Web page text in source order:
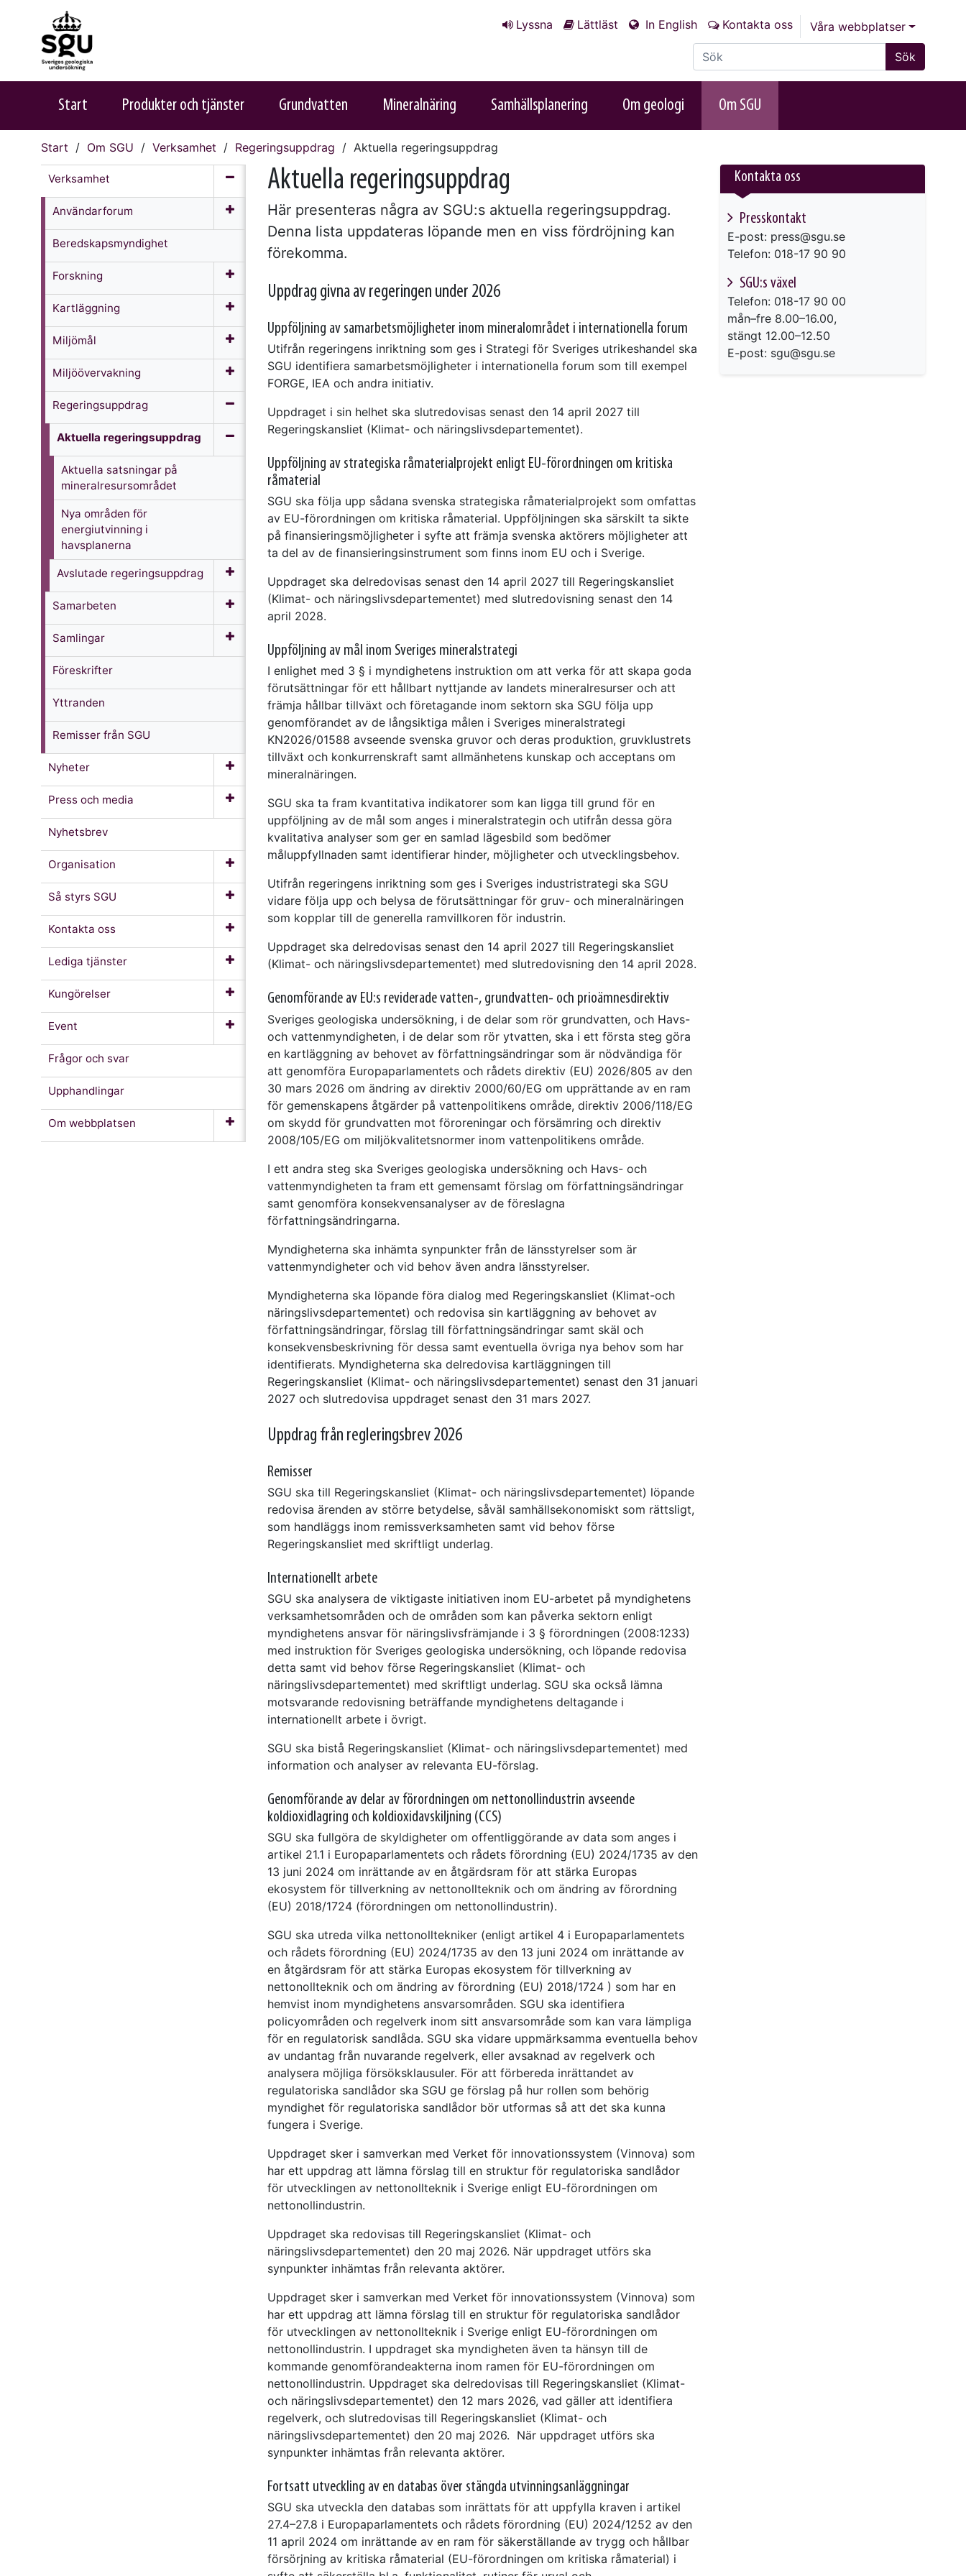
Lyssna Lättläst In English Kontakta oss
Våra webbplatser
Sök på sajten
Sök
Start Produkter och tjänster Grundvatten Mineralnäring Samhällsplanering Om geologi Om SGU
Start Om SGU Verksamhet Regeringsuppdrag Aktuella regeringsuppdrag
Verksamhet
Användarforum
Beredskapsmyndighet
Forskning
Kartläggning
Miljömål
Miljöövervakning
Regeringsuppdrag
Aktuella regeringsuppdrag
Aktuella satsningar på
mineralresursområdet
Nya områden för
energiutvinning i
havsplanerna
Avslutade regerings­uppdrag
Samarbeten
Samlingar
Föreskrifter
Yttranden
Remisser från SGU
Nyheter
Press och media
Nyhetsbrev
Organisation
Så styrs SGU
Kontakta oss
Lediga tjänster
Kungörelser
Event
Frågor och svar
Upphandlingar
Om webb­platsen
Aktuella regeringsuppdrag
Här presenteras några av SGU:s aktuella regeringsuppdrag.
Denna lista uppdateras löpande men en viss fördröjning kan
förekomma.
Uppdrag givna av regeringen under 2026
Uppföljning av samarbetsmöjligheter inom mineralområdet i internationella forum
Utifrån regeringens inriktning som ges i Strategi för Sveriges utrikeshandel ska
SGU identifiera samarbetsmöjligheter i internationella forum som till exempel
FORGE, IEA och andra initiativ.
Uppdraget i sin helhet ska slutredovisas senast den 14 april 2027 till
Regeringskansliet (Klimat- och näringslivsdepartementet).
Uppföljning av strategiska råmaterialprojekt enligt EU-förordningen om kritiska
råmaterial
SGU ska följa upp sådana svenska strategiska råmaterialprojekt som omfattas
av EU-förordningen om kritiska råmaterial. Uppföljningen ska särskilt ta sikte
på finansieringsmöjligheter i syfte att främja svenska aktörers möjligheter att
ta del av de finansieringsinstrument som finns inom EU och i Sverige.
Uppdraget ska delredovisas senast den 14 april 2027 till Regeringskansliet
(Klimat- och näringslivsdepartementet) med slutredovisning senast den 14
april 2028.
Uppföljning av mål inom Sveriges mineralstrategi
I enlighet med 3 § i myndighetens instruktion om att verka för att skapa goda
förutsättningar för ett hållbart nyttjande av landets mineralresurser och att
främja hållbar tillväxt och företagande inom sektorn ska SGU följa upp
genomförandet av de långsiktiga målen i Sveriges mineralstrategi
KN2026/01588 avseende svenska gruvor och deras produktion, gruvklustrets
tillväxt och konkurrenskraft samt allmänhetens kunskap och acceptans om
mineralnäringen.
SGU ska ta fram kvantitativa indikatorer som kan ligga till grund för en
uppföljning av de mål som anges i mineralstrategin och utifrån dessa göra
kvalitativa analyser som ger en samlad lägesbild som bedömer
måluppfyllnaden samt identifierar hinder, möjligheter och utvecklingsbehov.
Utifrån regeringens inriktning som ges i Sveriges industristrategi ska SGU
vidare följa upp och belysa de förutsättningar för gruv- och mineralnäringen
som kopplar till de generella ramvillkoren för industrin.
Uppdraget ska delredovisas senast den 14 april 2027 till Regeringskansliet
(Klimat- och näringslivsdepartementet) med slutredovisning den 14 april 2028.
Genomförande av EU:s reviderade vatten-, grundvatten- och prioämnesdirektiv
Sveriges geologiska undersökning, i de delar som rör grundvatten, och Havs-
och vattenmyndigheten, i de delar som rör ytvatten, ska i ett första steg göra
en kartläggning av behovet av författningsändringar som är nödvändiga för
att genomföra Europaparlamentets och rådets direktiv (EU) 2026/805 av den
30 mars 2026 om ändring av direktiv 2000/60/EG om upprättande av en ram
för gemenskapens åtgärder på vattenpolitikens område, direktiv 2006/118/EG
om skydd för grundvatten mot föroreningar och försämring och direktiv
2008/105/EG om miljökvalitetsnormer inom vattenpolitikens område.
I ett andra steg ska Sveriges geologiska undersökning och Havs- och
vattenmyndigheten ta fram ett gemensamt förslag om författningsändringar
samt genomföra konsekvensanalyser av de föreslagna
författningsändringarna.
Myndigheterna ska inhämta synpunkter från de länsstyrelser som är
vattenmyndigheter och vid behov även andra länsstyrelser.
Myndigheterna ska löpande föra dialog med Regeringskansliet (Klimat-och
näringslivsdepartementet) och redovisa sin kartläggning av behovet av
författningsändringar, förslag till författningsändringar samt skäl och
konsekvensbeskrivning för dessa samt eventuella övriga nya behov som har
identifierats. Myndigheterna ska delredovisa kartläggningen till
Regeringskansliet (Klimat- och näringslivsdepartementet) senast den 31 januari
2027 och slutredovisa uppdraget senast den 31 mars 2027.
Uppdrag från regleringsbrev 2026
Remisser
SGU ska till Regeringskansliet (Klimat- och näringslivsdepartementet) löpande
redovisa ärenden av större betydelse, såväl samhällsekonomiskt som rättsligt,
som handläggs inom remissverksamheten samt vid behov förse
Regeringskansliet med skriftligt underlag.
Internationellt arbete
SGU ska analysera de viktigaste initiativen inom EU-arbetet på myndighetens
verksamhetsområden och de områden som kan påverka sektorn enligt
myndighetens ansvar för näringslivsfrämjande i 3 § förordningen (2008:1233)
med instruktion för Sveriges geologiska undersökning, och löpande redovisa
detta samt vid behov förse Regeringskansliet (Klimat- och
näringslivsdepartementet) med skriftligt underlag. SGU ska också lämna
motsvarande redovisning beträffande myndighetens deltagande i
internationellt arbete i övrigt.
SGU ska bistå Regeringskansliet (Klimat- och näringslivsdepartementet) med
information och analyser av relevanta EU-förslag.
Genomförande av delar av förordningen om nettonollindustrin avseende
koldioxidlagring och koldioxidavskiljning (CCS)
SGU ska fullgöra de skyldigheter om offentliggörande av data som anges i
artikel 21.1 i Europaparlamentets och rådets förordning (EU) 2024/1735 av den
13 juni 2024 om inrättande av en åtgärdsram för att stärka Europas
ekosystem för tillverkning av nettonollteknik och om ändring av förordning
(EU) 2018/1724 (förordningen om nettonollindustrin).
SGU ska utreda vilka nettonolltekniker (enligt artikel 4 i Europaparlamentets
och rådets förordning (EU) 2024/1735 av den 13 juni 2024 om inrättande av
en åtgärdsram för att stärka Europas ekosystem för tillverkning av
nettonollteknik och om ändring av förordning (EU) 2018/1724 ) som har en
hemvist inom myndighetens ansvarsområden. SGU ska identifiera
policyområden och regelverk inom sitt ansvarsområde som kan vara lämpliga
för en regulatorisk sandlåda. SGU ska vidare uppmärksamma eventuella behov
av undantag från nuvarande regelverk, eller avsaknad av regelverk och
analysera möjliga försöksklausuler. För att förbereda inrättandet av
regulatoriska sandlådor ska SGU ge förslag på hur rollen som behörig
myndighet för regulatoriska sandlådor bör utformas så att det ska kunna
fungera i Sverige.
Uppdraget sker i samverkan med Verket för innovationssystem (Vinnova) som
har ett uppdrag att lämna förslag till en struktur för regulatoriska sandlådor
för utvecklingen av nettonollteknik i Sverige enligt EU-förordningen om
nettonollindustrin.
Uppdraget ska redovisas till Regeringskansliet (Klimat- och
näringslivsdepartementet) den 20 maj 2026. När uppdraget utförs ska
synpunkter inhämtas från relevanta aktörer.
Uppdraget sker i samverkan med Verket för innovationssystem (Vinnova) som
har ett uppdrag att lämna förslag till en struktur för regulatoriska sandlådor
för utvecklingen av nettonollteknik i Sverige enligt EU-förordningen om
nettonollindustrin. I uppdraget ska myndigheten även ta hänsyn till de
kommande genomförandeakterna inom ramen för EU-förordningen om
nettonollindustrin. Uppdraget ska delredovisas till Regeringskansliet (Klimat-
och näringslivsdepartementet) den 12 mars 2026, vad gäller att identifiera
regelverk, och slutredovisas till Regeringskansliet (Klimat- och
näringslivsdepartementet) den 20 maj 2026. När uppdraget utförs ska
synpunkter inhämtas från relevanta aktörer.
Fortsatt utveckling av en databas över stängda utvinningsanläggningar
SGU ska utveckla den databas som inrättats för att uppfylla kraven i artikel
27.4–27.8 i Europaparlamentets och rådets förordning (EU) 2024/1252 av den
11 april 2024 om inrättande av en ram för säkerställande av trygg och hållbar
försörjning av kritiska råmaterial (EU-förordningen om kritiska råmaterial) i
Kontakta oss
Presskontakt
E-post: press@sgu.se
Telefon: 018-17 90 90
SGU:s växel
Telefon: 018-17 90 00
mån–fre 8.00–16.00,
stängt 12.00–12.50
E-post: sgu@sgu.se